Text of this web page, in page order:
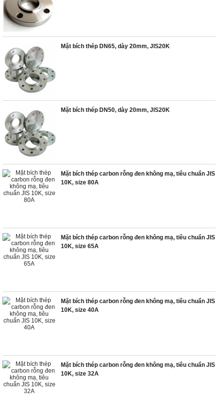
Mặt bích thép DN65, dày 20mm, JIS20K
Mặt bích thép DN50, dày 20mm, JIS20K
Mặt bích thép carbon rỗng đen không mạ, tiêu chuẩn JIS
10K, size 80A
Mặt bích thép carbon rỗng đen không mạ, tiêu chuẩn JIS
10K, size 65A
Mặt bích thép carbon rỗng đen không mạ, tiêu chuẩn JIS
10K, size 40A
Mặt bích thép carbon rỗng đen không mạ, tiêu chuẩn JIS
10K, size 32A